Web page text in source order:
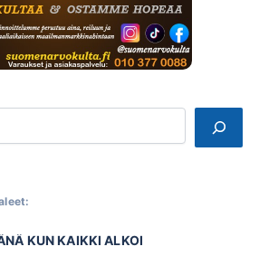
KUN KAIKKI ALKOI